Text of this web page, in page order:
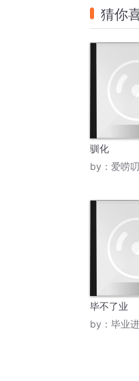
猜你
驯化
by： 爱唠叨
毕不了业
by： 毕业